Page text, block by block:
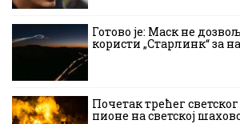
Готово је: Маск не
користи „Старлинк“ за
Почетак трећег
пионе на светској